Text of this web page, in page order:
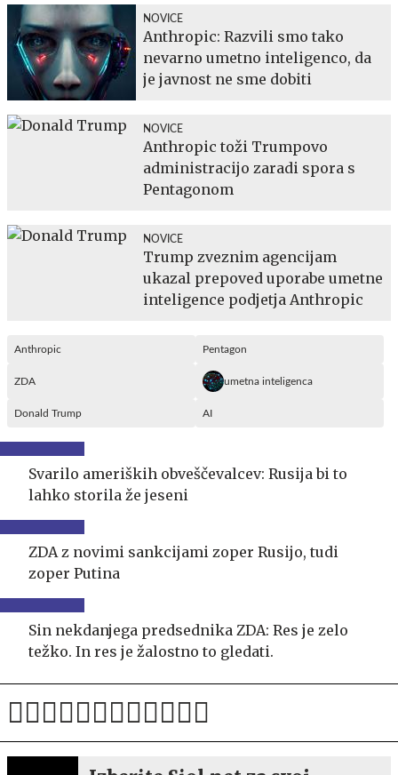
NOVICE
Anthropic: Razvili smo tako
nevarno umetno inteligenco, da
je javnost ne sme dobiti
NOVICE
Anthropic toži Trumpovo
administracijo zaradi spora s
Pentagonom
NOVICE
Trump zveznim agencijam
ukazal prepoved uporabe umetne
inteligence podjetja Anthropic
Anthropic Pentagon
ZDA umetna inteligenca
Donald Trump AI
Svarilo ameriških obveščevalcev: Rusija bi to
lahko storila že jeseni
ZDA z novimi sankcijami zoper Rusijo, tudi
zoper Putina
Sin nekdanjega predsednika ZDA: Res je zelo
težko. In res je žalostno to gledati.